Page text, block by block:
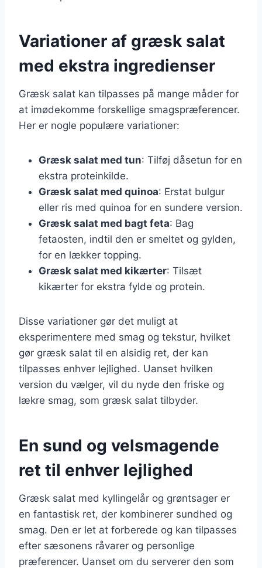
Variationer af græsk salat
med ekstra ingredienser
Græsk salat kan tilpasses på mange måder for
at imødekomme forskellige smagspræferencer.
Her er nogle populære variationer:
Græsk salat med tun: Tilføj dåsetun for en
ekstra proteinkilde.
Græsk salat med quinoa: Erstat bulgur
eller ris med quinoa for en sundere version.
Græsk salat med bagt feta: Bag
fetaosten, indtil den er smeltet og gylden,
for en lækker topping.
Græsk salat med kikærter: Tilsæt
kikærter for ekstra fylde og protein.
Disse variationer gør det muligt at
eksperimentere med smag og tekstur, hvilket
gør græsk salat til en alsidig ret, der kan
tilpasses enhver lejlighed. Uanset hvilken
version du vælger, vil du nyde den friske og
lækre smag, som græsk salat tilbyder.
En sund og velsmagende
ret til enhver lejlighed
Græsk salat med kyllingelår og grøntsager er
en fantastisk ret, der kombinerer sundhed og
smag. Den er let at forberede og kan tilpasses
efter sæsonens råvarer og personlige
præferencer. Uanset om du serverer den som